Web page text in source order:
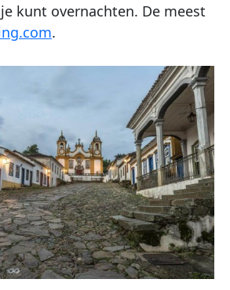
kunt overnachten. De meest
.